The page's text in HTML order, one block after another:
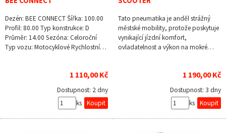
Dezén: BEE CONNECT Šířka: 100.00
Profil: 80.00 Typ konstrukce: D
Průměr: 14.00 Sezóna: Celoroční
Typ vozu: Motocyklové Rychlostní…
1 110,00 Kč
Dostupnost: 2 dny
ks
Tato pneumatika je anděl strážný
městské mobility, protože poskytuje
vynikající jízdní komfort,
ovladatelnost a výkon na mokré…
1 190,00 Kč
Dostupnost: 3 dny
ks